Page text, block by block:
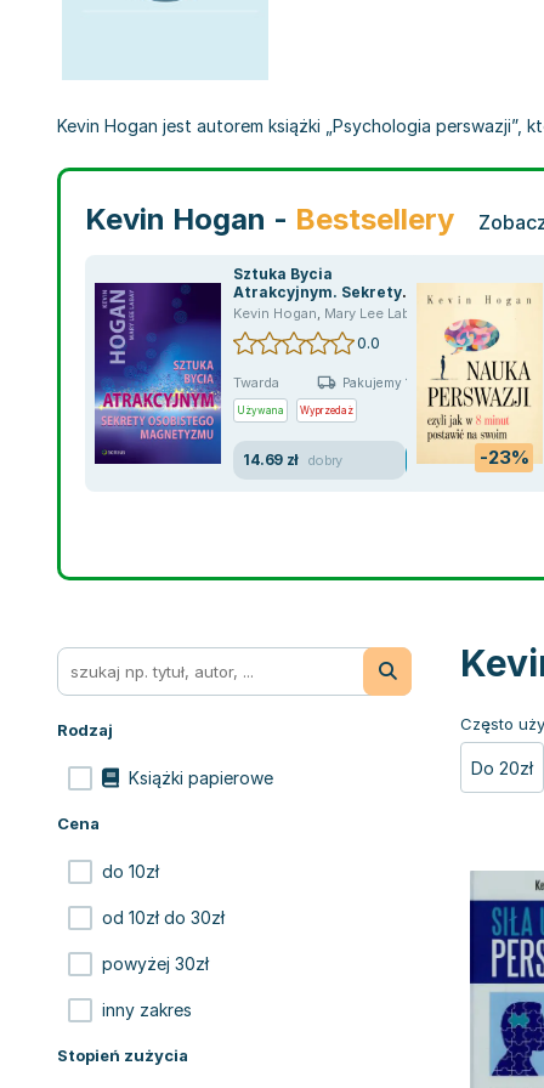
Kevin Hogan jest autorem książki „Psychologia perswazji”,
Kevin Hogan - Bestsellery
Sztuka Bycia
Atrakcyjnym. Sekrety
Osobistego Magentyzmu
Kevin Hogan, Mary Lee Labay
0.0
Twarda Pakujemy 10.08
Używana Wyprzedaż
14.69 zł dobry -23%
Rodzaj
Książki papierowe
Cena
do 10zł
od 10zł do 30zł
powyżej 30zł
inny zakres
Stopień zużycia
Często
Do 20zł